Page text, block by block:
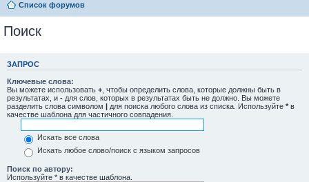
Список форумов
Поиск
ЗАПРОС
Ключевые слова:
Вы можете использовать + , чтобы определить слова, которые должны быть в
результатах, и - для слов, которых в результатах быть не должно. Вы можете
разделить слова символом | для поиска любого слова из списка. Используйте * в
качестве шаблона для частичного совпадения.
Искать все слова
Искать любое слово/поиск с языком запросов
Поиск по автору:
Используйте * в качестве шаблона.